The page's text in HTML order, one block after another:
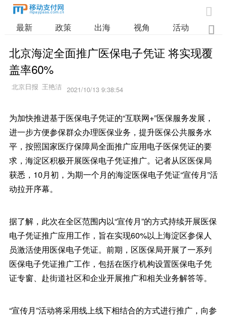

最新 政策 出海 视角 活动 业

北京海淀全面推广医保电子凭证 将实现覆
盖率60%
2021/10/13 9:38:54
为加快推进基于医保电子凭证的“互联网+”医保服务发展，
进一步方便参保群众办理医保业务，提升医保公共服务水
平，按照国家医疗保障局全面推广应用电子医保凭证的要
求，海淀区积极开展医保电子凭证推广。记者从区医保局
获悉，10月初，为期一个月的海淀医保电子凭证“宣传月”活
动拉开序幕。
据了解，此次在全区范围内以“宣传月”的方式持续开展医保
电子凭证推广应用工作，旨在实现60%以上海淀区参保人
员激活使用医保电子凭证。前期，区医保局开展了一系列
医保电子凭证推广工作，包括在医疗机构设置医保电子凭
证专窗、赴街道社区和企业开展推广和相关业务解答等。
“宣传月”活动将采用线上线下相结合的方式进行推广，向参